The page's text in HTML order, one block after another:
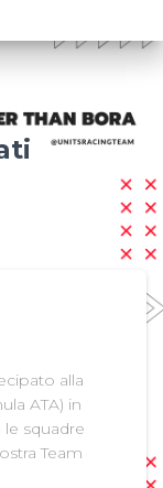
alla
ATA) in
squadre
Team